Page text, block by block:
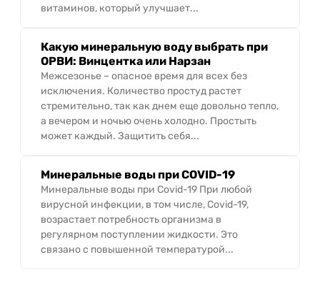
витаминов, который улучшает...
Какую минеральную воду выбрать при
ОРВИ: Винцентка или Нарзан
Межсезонье – опасное время для всех без
исключения. Количество простуд растет
стремительно, так как днем еще довольно тепло,
а вечером и ночью очень холодно. Простыть
может каждый. Защитить себя...
Минеральные воды при COVID-19
Минеральные воды при Covid-19 При любой
вирусной инфекции, в том числе, Covid-19,
возрастает потребность организма в
регулярном поступлении жидкости. Это
связано с повышенной температурой...